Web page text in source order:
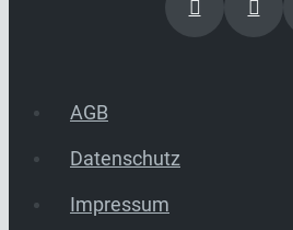
AGB
Datenschutz
Impressum